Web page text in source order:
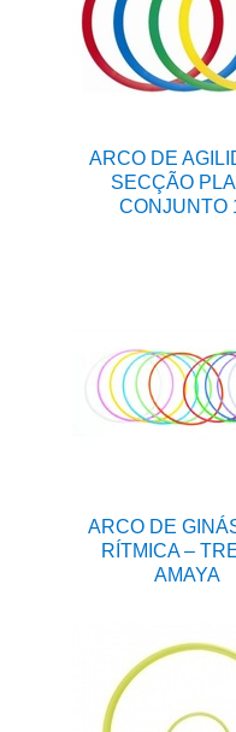
ARCO DE
SECÇÃO
CONJUNTO
ARCO DE
RÍTMICA –
AMAYA